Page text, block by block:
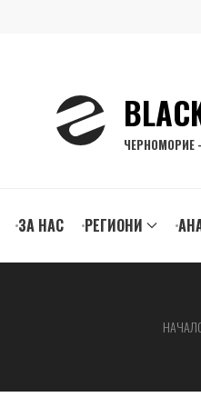
ЧЕРНОМОРИЕ
ЗА НАС РЕГИОНИ